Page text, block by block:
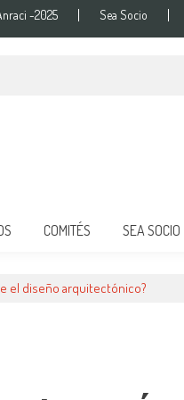
-2025 Sea Socio
Incendios
COMITÉS SEA SOCIO
el diseño arquitectónico?